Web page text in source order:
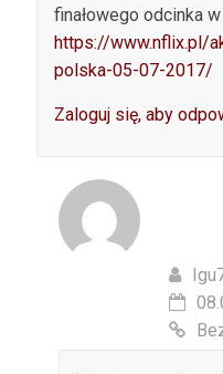
finałowego odcinka
https://www.nflix.pl/
polska-05-07-2017/
Zaloguj się, aby